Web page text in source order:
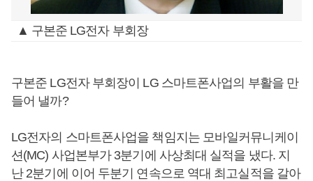
▲ 구본준 LG전자 부회장
구본준 LG전자 부회장이 LG 스마트폰사업의 부활을 만
들어 낼까?
LG전자의 스마트폰사업을 책임지는 모바일커뮤니케이
션(MC) 사업본부가 3분기에 사상최대 실적을 냈다. 지
난 2분기에 이어 두분기 연속으로 역대 최고실적을 갈아